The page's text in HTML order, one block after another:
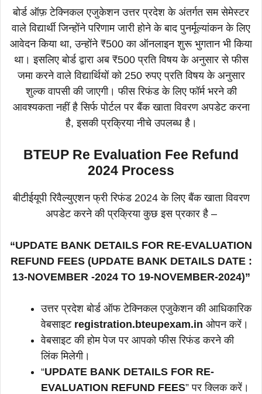
बोर्ड ऑफ़ टेक्निकल एजुकेशन उत्तर प्रदेश के अंतर्गत सम सेमेस्टर
वाले विद्यार्थी जिन्होंने परिणाम जारी होने के बाद पुनर्मूल्यांकन के लिए
आवेदन किया था, उन्होंने ₹500 का ऑनलाइन शुरू भुगतान भी किया
था। इसलिए बोर्ड द्वारा अब ₹500 प्रति विषय के अनुसार से फीस
जमा करने वाले विद्यार्थियों को 250 रुपए प्रति विषय के अनुसार
शुल्क वापसी की जाएगी। फीस रिफंड के लिए फॉर्म भरने की
आवश्यकता नहीं है सिर्फ पोर्टल पर बैंक खाता विवरण अपडेट करना
है, इसकी प्रक्रिया नीचे उपलब्ध है।
BTEUP Re Evaluation Fee Refund
2024 Process
बीटीईयूपी रिवैल्युएशन फ्री रिफंड 2024 के लिए बैंक खाता विवरण
अपडेट करने की प्रक्रिया कुछ इस प्रकार है –
“UPDATE BANK DETAILS FOR RE-EVALUATION
REFUND FEES (UPDATE BANK DETAILS DATE :
13-NOVEMBER -2024 TO 19-NOVEMBER-2024)”
उत्तर प्रदेश बोर्ड ऑफ टेक्निकल एजुकेशन की आधिकारिक
वेबसाइट registration.bteupexam.in ओपन करें।
वेबसाइट की होम पेज पर आपको फीस रिफंड करने की
लिंक मिलेगी।
“UPDATE BANK DETAILS FOR RE-
EVALUATION REFUND FEES” पर क्लिक करें।